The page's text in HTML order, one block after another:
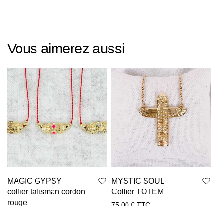
Vous aimerez aussi
MAGIC GYPSY
collier talisman cordon
rouge
MYSTIC SOUL
Collier TOTEM